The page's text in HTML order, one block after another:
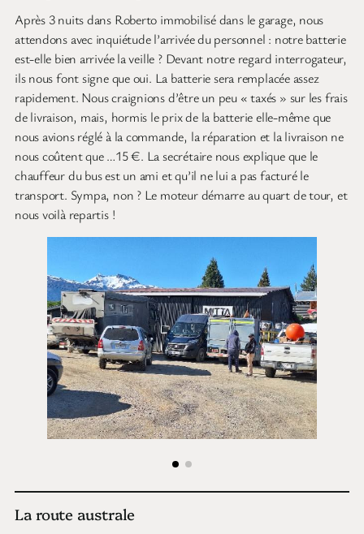
Après 3 nuits dans Roberto immobilisé dans le garage, nous
attendons avec inquiétude l’arrivée du personnel : notre batterie
est-elle bien arrivée la veille ? Devant notre regard interrogateur,
ils nous font signe que oui. La batterie sera remplacée assez
rapidement. Nous craignions d’être un peu « taxés » sur les frais
de livraison, mais, hormis le prix de la batterie elle-même que
nous avions réglé à la commande, la réparation et la livraison ne
nous coûtent que …15 €. La secrétaire nous explique que le
chauffeur du bus est un ami et qu’il ne lui a pas facturé le
transport. Sympa, non ? Le moteur démarre au quart de tour, et
nous voilà repartis !
La route australe